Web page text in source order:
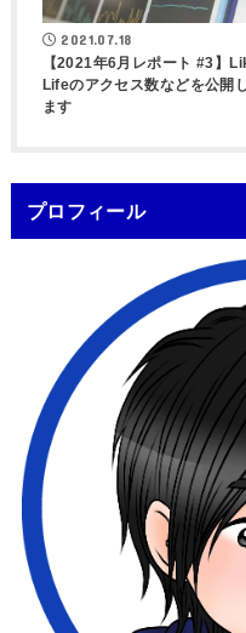
2021.07.18
【2021年6月レポート #3】
Lifeのアクセス数などを公開
ます
プロフィール